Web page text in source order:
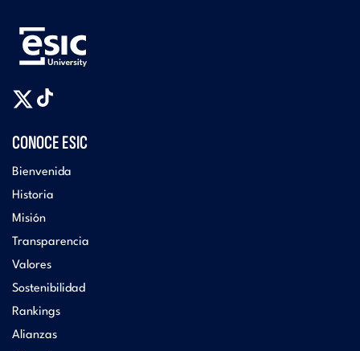
CONOCE ESIC
Bienvenida
Historia
Misión
Transparencia
Valores
Sostenibilidad
Rankings
Alianzas